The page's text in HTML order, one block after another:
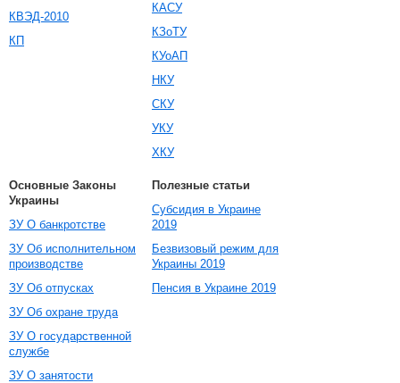
КВЭД-2010
КП
КАСУ
КЗоТУ
КУоАП
НКУ
СКУ
УКУ
ХКУ
Основные Законы
Украины
ЗУ О банкротстве
ЗУ Об исполнительном
производстве
ЗУ Об отпусках
ЗУ Об охране труда
ЗУ О государственной
службе
ЗУ О занятости
Полезные статьи
Субсидия в Украине
2019
Безвизовый режим для
Украины 2019
Пенсия в Украине 2019